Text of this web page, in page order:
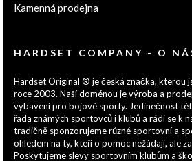
Kamenná prodejna
HARDSET COMPANY - O
Hardset Original ® je česká značka, kterou
roce 2003. Naší doménou je výroba a
vybavení pro bojové sporty. Jedinečnost
řada známých sportovců i klubů a rádi se k
tradičně sponzorujeme různé sportovní a
ohledem na ty, kteří o pomoc nežádají, ale
Poskytujeme slevy sportovním klubům a